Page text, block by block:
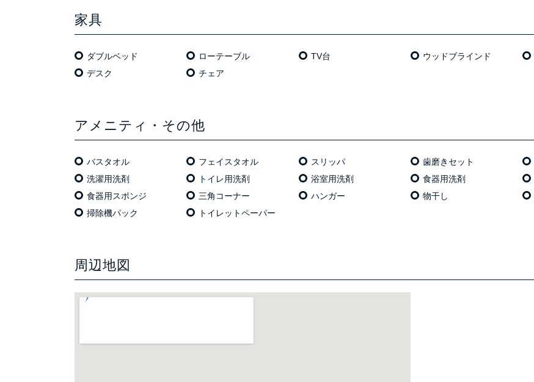
家具
ダブルベッド ローテーブル TV台 ウッドブラインド
デスク
チェア
アメニティ・その他
バスタオル フェイスタオル スリッパ 歯磨きセット
洗濯用洗剤
トイレ用洗剤 浴室用洗剤 食器用洗剤
食器用スポンジ
三角コーナー ハンガー 物干し
掃除機パック
トイレットペーパー
周辺地図